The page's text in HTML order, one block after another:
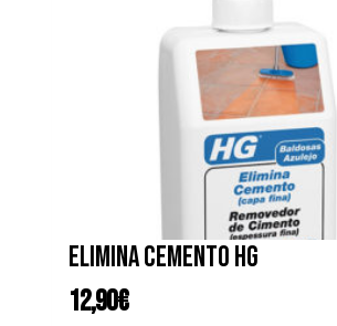
Elimina cemento HG
12,90€